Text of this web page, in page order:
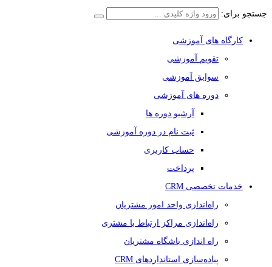
جستجو برای:
کارگاه های آموزشی
تقویم آموزشی
سوابق آموزشی
دوره های آموزشی
آرشیو دوره ها
ثبت نام در دوره آموزشی
حساب کاربری
پرداخت
خدمات تخصصی CRM
راه‌اندازی واحد امور مشتریان
راه‌اندازی مراکز ارتباط با مشتری
راه اندازی باشگاه مشتریان
پیاده‌سازی استانداردهای CRM